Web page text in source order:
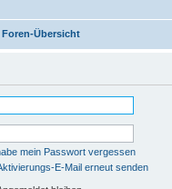
Foren-Übersicht
mein Passwort vergessen
E-Mail erneut senden